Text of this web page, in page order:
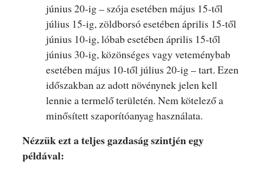
június 20-ig – szója esetében május 15-től
július 15-ig, zöldborsó esetében április 15-től
június 10-ig, lóbab esetében április 15-től
június 30-ig, közönséges vagy veteménybab
esetében május 10-től július 20-ig – tart. Ezen
időszakban az adott növénynek jelen kell
lennie a termelő területén. Nem kötelező a
minősített szaporítóanyag használata.
Nézzük ezt a teljes gazdaság szintjén egy
példával: